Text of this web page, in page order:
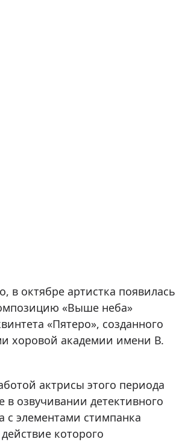
в октябре артистка появилась
«Выше неба»
«Пятеро», созданного
хоровой академии имени В.
актрисы этого периода
в озвучивании детективного
с элементами стимпанка
которого